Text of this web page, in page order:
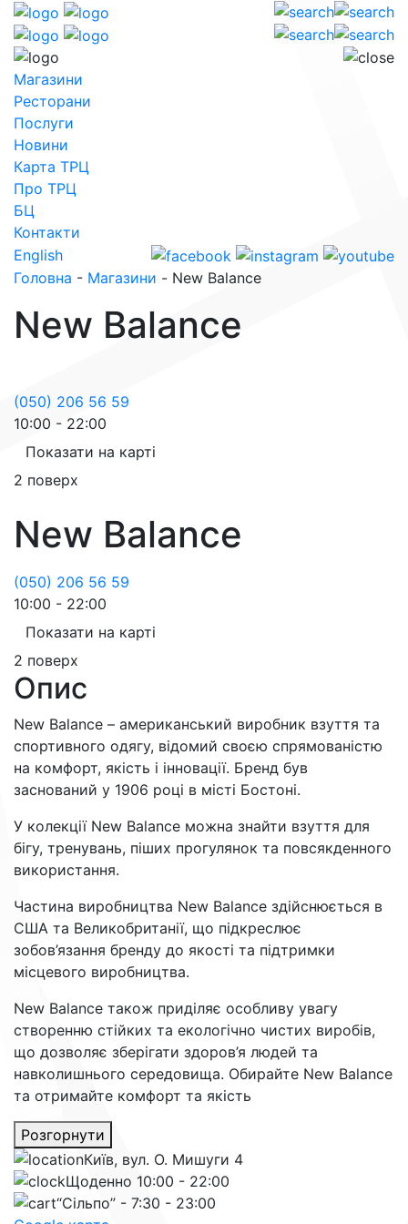
Магазини
Ресторани
Послуги
Новини
Карта ТРЦ
Про ТРЦ
БЦ
Контакти
English
Головна - Магазини - New Balance
New Balance
(050) 206 56 59
10:00 - 22:00
Показати на карті
2 поверх
New Balance
(050) 206 56 59
10:00 - 22:00
Показати на карті
2 поверх
Опис
New Balance – американський виробник взуття та
спортивного одягу, відомий своєю спрямованістю
на комфорт, якість і інновації. Бренд був
заснований у 1906 році в місті Бостоні.
У колекції New Balance можна знайти взуття для
бігу, тренувань, піших прогулянок та повсякденного
використання.
Частина виробництва New Balance здійснюється в
США та Великобританії, що підкреслює
зобов’язання бренду до якості та підтримки
місцевого виробництва.
New Balance також приділяє особливу увагу
створенню стійких та екологічно чистих виробів,
що дозволяє зберігати здоров’я людей та
навколишнього середовища. Обирайте New Balance
та отримайте комфорт та якість
Розгорнути
Київ, вул. О. Мишуги 4
Щоденно 10:00 - 22:00
“Сільпо” - 7:30 - 23:00